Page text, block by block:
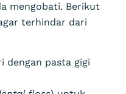
mengobati. Berikut
terhindar dari
dengan pasta gigi